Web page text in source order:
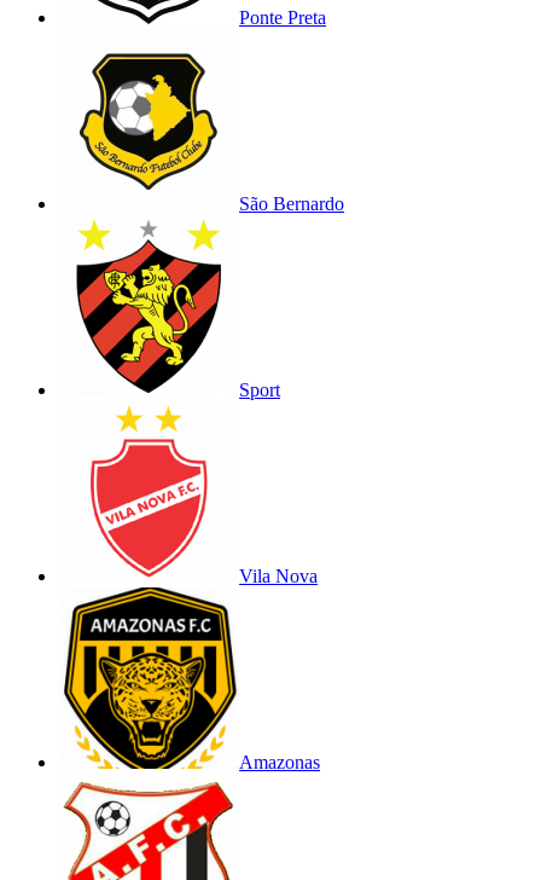
Ponte Preta
São Bernardo
Sport
Vila Nova
Amazonas